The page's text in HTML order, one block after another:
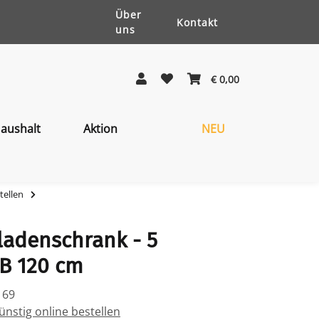
Über
uns
Kontakt
€ 0,00
Aktion NEU
- 5
120 cm
online bestellen